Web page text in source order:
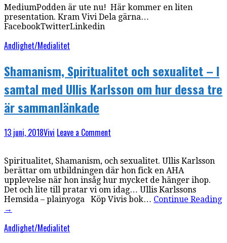
MediumPodden är ute nu! Här kommer en liten
presentation. Kram Vivi Dela gärna…
FacebookTwitterLinkedin
Andlighet/Medialitet
Shamanism, Spiritualitet och sexualitet – I
samtal med Ullis Karlsson om hur dessa tre
är sammanlänkade
13 juni, 2018Vivi Leave a Comment
Spiritualitet, Shamanism, och sexualitet. Ullis Karlsson
berättar om utbildningen där hon fick en AHA
upplevelse när hon insåg hur mycket de hänger ihop.
Det och lite till pratar vi om idag… Ullis Karlssons
Hemsida – plainyoga Köp Vivis bok… Continue Reading
→
Andlighet/Medialitet